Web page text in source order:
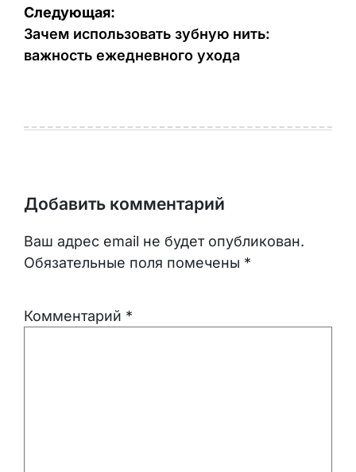
Следующая:
Зачем использовать зубную нить:
важность ежедневного ухода
Добавить комментарий
Ваш адрес email не будет опубликован.
Обязательные поля помечены *
Комментарий *